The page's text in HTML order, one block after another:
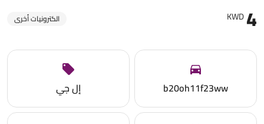
4
KWD الكترونيات أخرى
b20oh11f23ww إل جي